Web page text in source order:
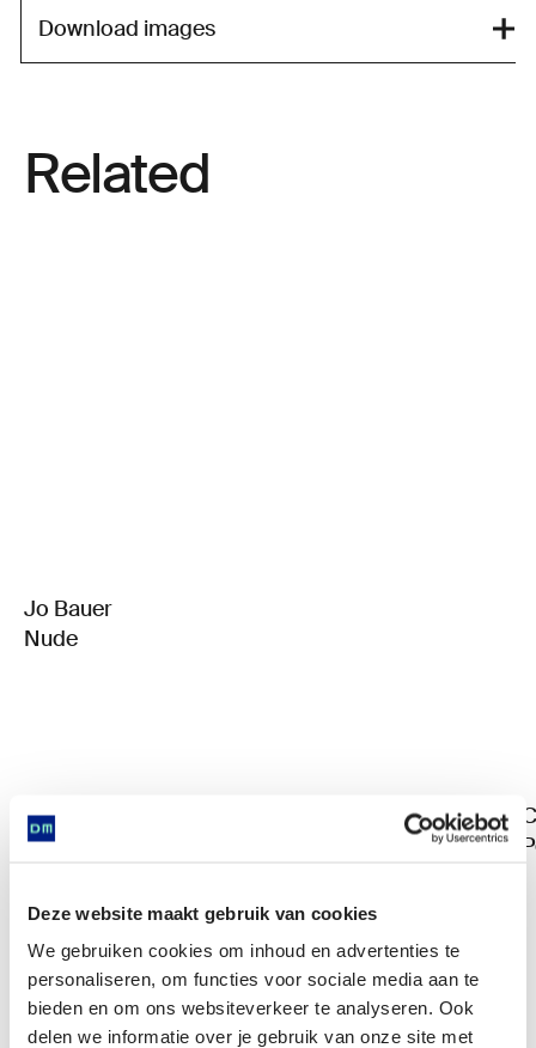
Deze website maakt gebruik van cookies
We gebruiken cookies om inhoud en advertenties te
personaliseren, om functies voor sociale media aan te
bieden en om ons websiteverkeer te analyseren. Ook
delen we informatie over je gebruik van onze site met
Download images
Related
Jo Bauer
Nude